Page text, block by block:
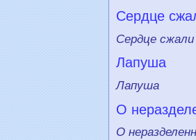
Сердце
Сердце
Лапуша
Лапуша
О
О